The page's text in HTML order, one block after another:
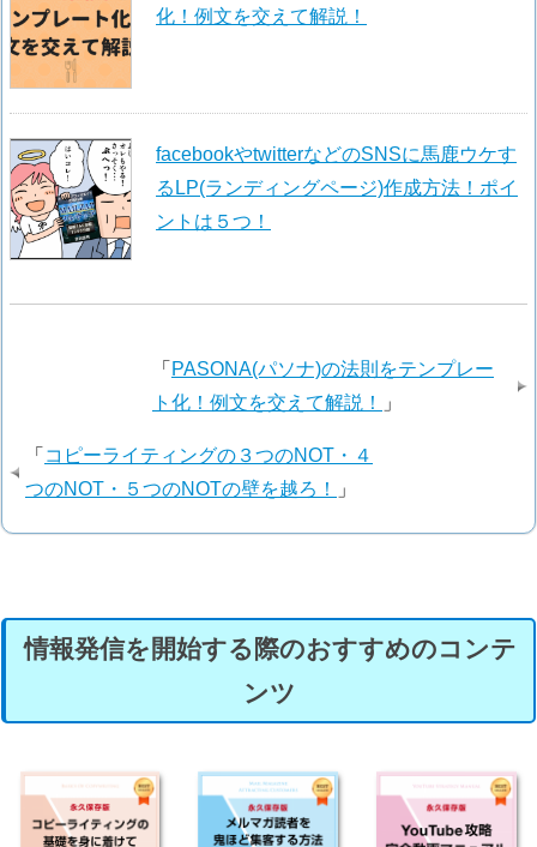
化！例文を交えて解説！
facebookやtwitterなどのSNSに馬鹿ウケす
るLP(ランディングページ)作成方法！ポイ
ントは５つ！
「 PASONA(パソナ)の法則をテンプレー
ト化！例文を交えて解説！
」
「 コピーライティングの３つのNOT・４
つのNOT・５つのNOTの壁を越ろ！
」
情報発信を開始する際のおすすめのコンテ
ンツ